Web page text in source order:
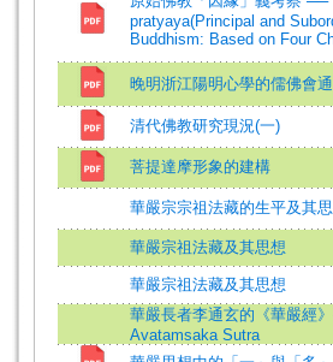
pratyaya(Principal and
Buddhism: Based on Four
晚明浙江陽明心學的儒佛會通
清代佛教研究現況(一)
菩提達摩形象的建構
華嚴宗宗祖法藏的生平及其
華嚴宗祖法藏及其思想
華嚴宗祖法藏及其思想
華嚴長者李通玄的《華嚴經
Avatamsaka Sutra